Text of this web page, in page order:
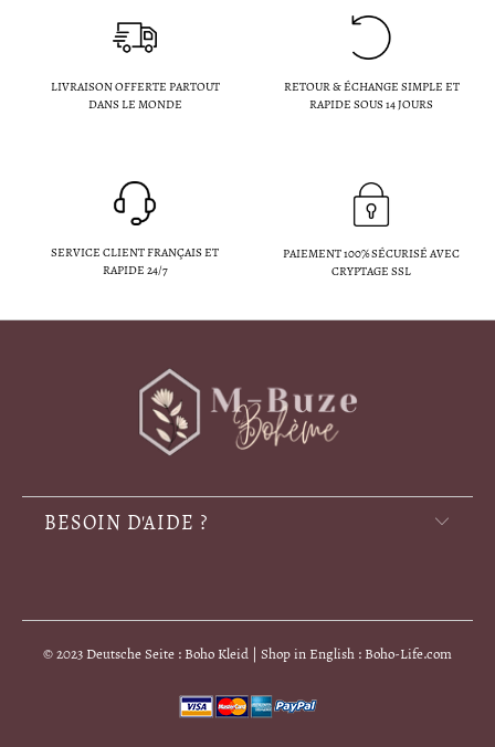
LIVRAISON OFFERTE PARTOUT
DANS LE MONDE
RETOUR & ÉCHANGE SIMPLE ET
RAPIDE SOUS 14 JOURS
SERVICE CLIENT FRANÇAIS ET
RAPIDE 24/7
PAIEMENT 100% SÉCURISÉ AVEC
CRYPTAGE SSL
BESOIN D'AIDE ?
© 2023 Deutsche Seite : Boho Kleid | Shop in English : Boho-Life.com